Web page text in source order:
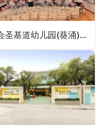
圣公会圣基道幼儿园(葵涌)SKH St Christopher’s Nursery (Kwai Chung)（葵青区幼稚园）